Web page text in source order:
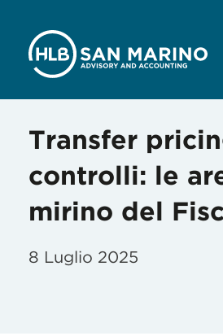
Transfer
controlli: le
mirino del
8 Luglio 2025